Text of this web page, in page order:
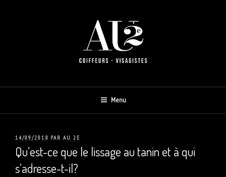
AU 2E
Menu
PUBLIÉ
LE
14/09/2018 PAR AU 2E
Qu’est-ce que le lissage au tanin et à qui
s’adresse-t-il?